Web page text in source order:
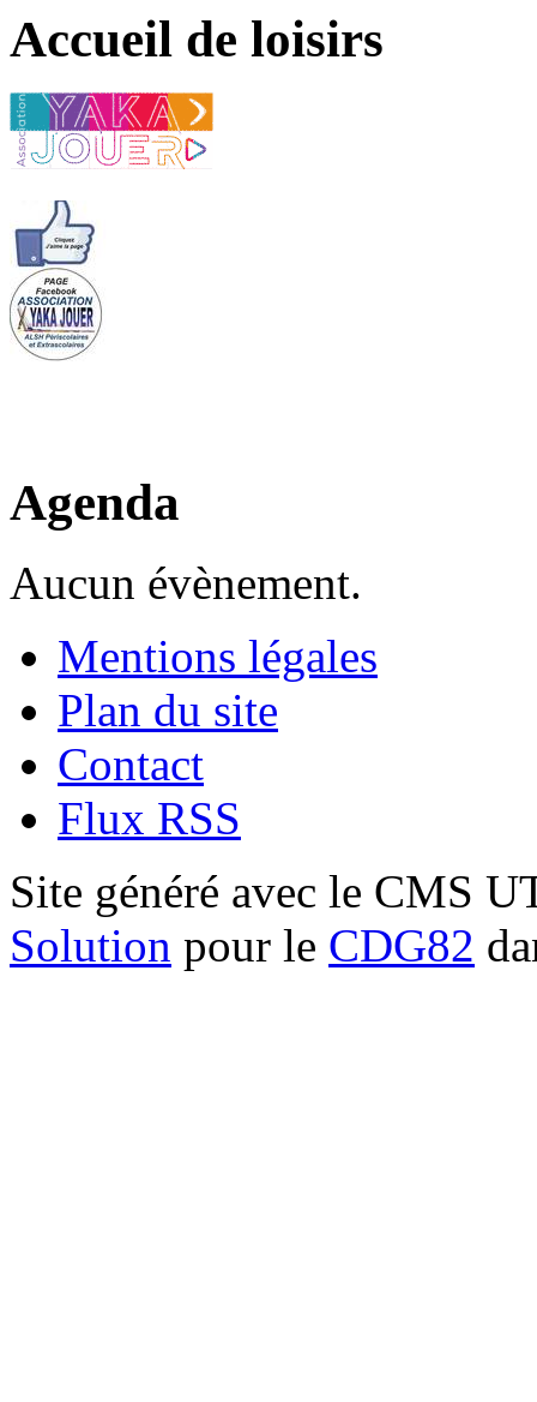
Accueil de loisirs
Agenda
Aucun évènement.
Mentions légales
Plan du site
Contact
Flux RSS
Site généré avec le CMS
Solution pour le CDG82